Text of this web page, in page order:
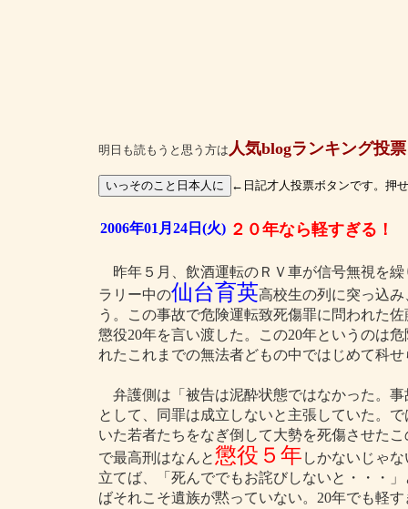
明日も読もうと思う方は 人気blogランキング投票
←日記才人投票ボタンです。押
2006年01月24日(火) ２０年なら軽すぎる！
昨年５月、飲酒運転のＲＶ車が信号無視を
ラリー中の仙台育英高校生の列に突っ込
う。この事故で危険運転致死傷罪に問われた
懲役20年を言い渡した。この20年というのは
れたこれまでの無法者どもの中ではじめて科
弁護側は「被告は泥酔状態ではなかった。
として、同罪は成立しないと主張していた。
いた若者たちをなぎ倒して大勢を死傷させた
で最高刑はなんと懲役５年 しかないじゃ
立てば、「死んででもお詫びしないと・・・
ばそれこそ遺族が黙っていない。20年でも軽